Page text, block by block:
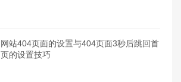
网站404页面的设置与404页面3秒后跳回首
页的设置技巧